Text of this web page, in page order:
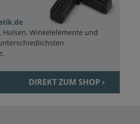
Hülsen, Winkelelemente und
DIREKT ZUM SHOP ›